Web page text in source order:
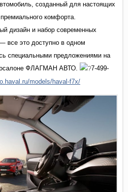
созданный для настоящих
комфорта.
дизайн и набор современных
все это доступно в одном
специальными предложениями на
ФЛАГМАН АВТО.
7-499-
models/haval-f7x/